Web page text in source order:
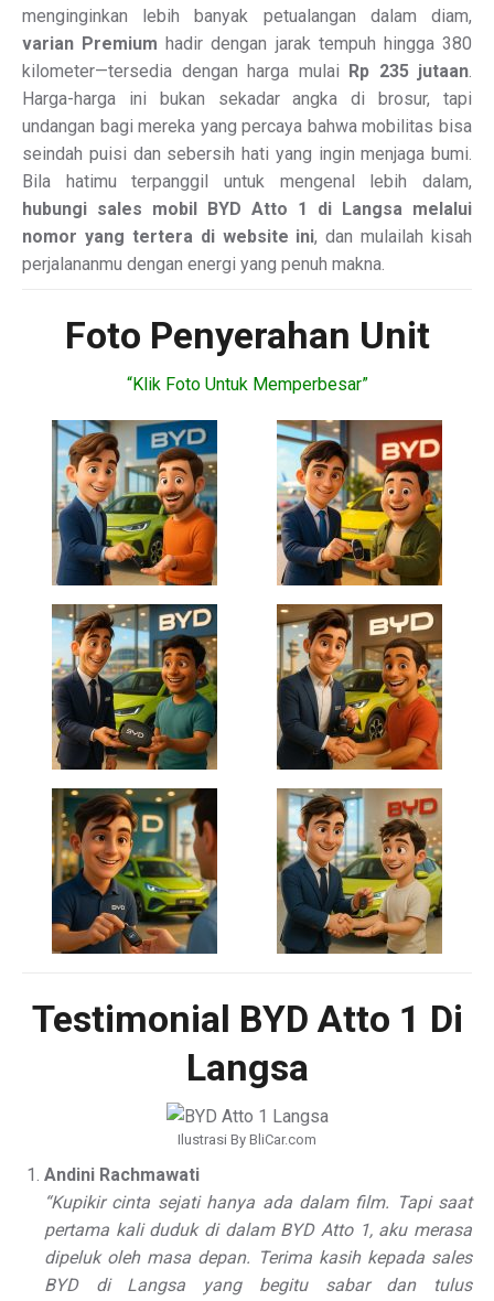
menginginkan lebih banyak petualangan dalam diam,
varian Premium hadir dengan jarak tempuh hingga 380
kilometer—tersedia dengan harga mulai Rp 235 jutaan.
Harga-harga ini bukan sekadar angka di brosur, tapi
undangan bagi mereka yang percaya bahwa mobilitas bisa
seindah puisi dan sebersih hati yang ingin menjaga bumi.
Bila hatimu terpanggil untuk mengenal lebih dalam,
hubungi sales mobil BYD Atto 1 di Langsa melalui
nomor yang tertera di website ini, dan mulailah kisah
perjalananmu dengan energi yang penuh makna.
Foto Penyerahan Unit
“Klik Foto Untuk Memperbesar”
Testimonial BYD Atto 1 Di
Langsa
Ilustrasi By BliCar.com
Andini Rachmawati
“Kupikir cinta sejati hanya ada dalam film. Tapi saat
pertama kali duduk di dalam BYD Atto 1, aku merasa
dipeluk oleh masa depan. Terima kasih kepada sales
BYD di Langsa yang begitu sabar dan tulus